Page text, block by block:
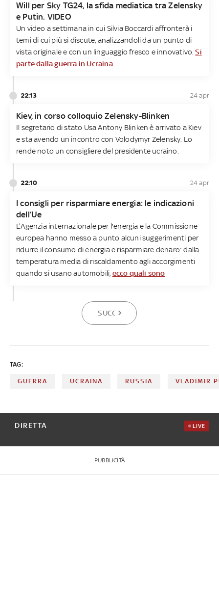
Will per Sky TG24, la sfida mediatica tra Zelensky
e Putin. VIDEO
Un video a settimana in cui Silvia Boccardi affronterà i
temi di cui più si discute, analizzandoli da un punto di
vista originale e con un linguaggio fresco e innovativo.Si
parte dalla guerra in Ucraina
22:13 24 apr
Kiev, in corso colloquio Zelensky-Blinken
Il segretario di stato Usa Antony Blinken è arrivato a Kiev
e sta avendo un incontro con Volodymyr Zelensky. Lo
rende noto un consigliere del presidente ucraino.
22:10 24 apr
I consigli per risparmiare energia: le indicazioni
dell’Ue
L’Agenzia internazionale per l'energia e la Commissione
europea hanno messo a punto alcuni suggerimenti per
ridurre il consumo di energia e risparmiare denaro: dalla
temperatura media di riscaldamento agli accorgimenti
quando si usano automobili, ecco quali sono
SUCCESSIVA
TAG:
GUERRA UCRAINA RUSSIA VLADIMIR
DIRETTA LIVE
PUBBLICITÀ